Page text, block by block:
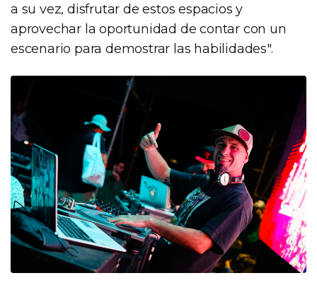
a su vez, disfrutar de estos espacios y
aprovechar la oportunidad de contar con un
escenario para demostrar las habilidades".